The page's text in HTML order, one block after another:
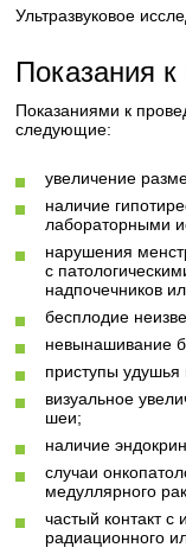
Ультразвуковое
Показания
Показаниями к
следующие:
увеличение
наличие
лабораторными
нарушения
с
надпочечников
бесплодие
невынашивание
приступы
визуальное
шеи;
наличие
случаи
медуллярного
частый контакт с
радиационного